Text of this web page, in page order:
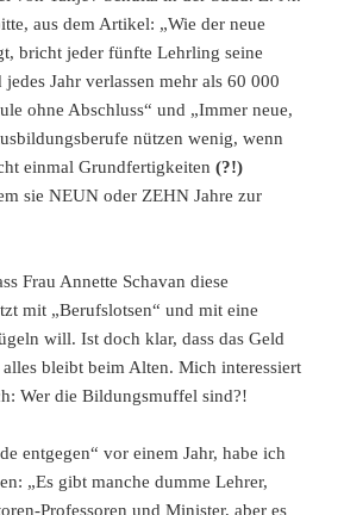
aus dem Artikel: „Wie der neue
bricht jeder fünfte Lehrling seine
Jahr verlassen mehr als 60 000
ohne Abschluss“ und „Immer neue,
nützen wenig, wenn
einmal Grundfertigkeiten(?!)
sie NEUN oder ZEHN Jahre zur
Frau Annette Schavan diese
mit „Berufslotsen“ und mit eine
will. Ist doch klar, dass das Geld
bleibt beim Alten. Mich interessiert
Wer die Bildungsmuffel sind?!
entgegen“ vor einem Jahr, habe ich
„Es gibt manche dumme Lehrer,
Professoren und Minister, aber es